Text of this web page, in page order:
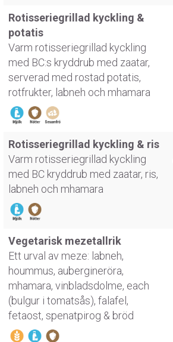
Rotisseriegrillad kyckling &
potatis
Varm rotisseriegrillad kyckling
med BC:s kryddrub med zaatar,
serverad med rostad potatis,
rotfrukter, labneh och mhamara
Rotisseriegrillad kyckling & ris
Varm rotisseriegrillad kyckling
med BC kryddrub med zaatar, ris,
labneh och mhamara
Vegetarisk mezetallrik
Ett urval av meze: labneh,
hoummus, aubergineröra,
mhamara, vinbladsdolme, each
(bulgur i tomatsås), falafel,
fetaost, spenatpirog & bröd